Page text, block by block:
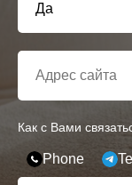
Как с Вами
Phone